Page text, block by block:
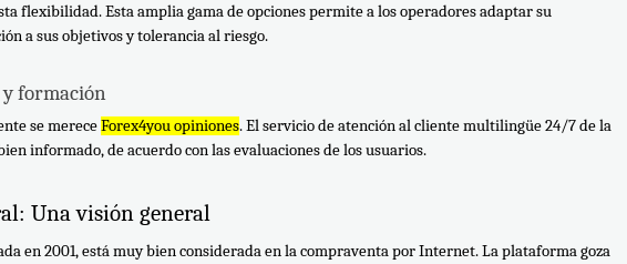
flexibilidad. Esta amplia gama de opciones permite a los operadores adaptar su
a sus objetivos y tolerancia al riesgo.
formación
se merece Forex4you opiniones. El servicio de atención al cliente multilingüe 24/7 de la
informado, de acuerdo con las evaluaciones de los usuarios.
Una visión general
en 2001, está muy bien considerada en la compraventa por Internet. La plataforma goza